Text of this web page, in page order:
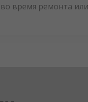
время ремонта